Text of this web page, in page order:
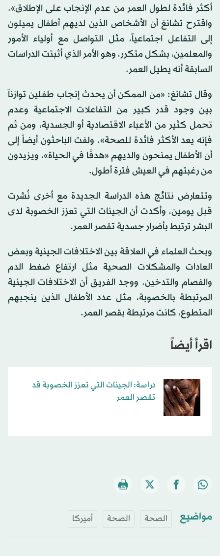
أكثر فائدة لطول العمر من عدم الإنجاب على الإطلاق».
واقترح تشانغ أن الأشخاص الذين لديهم أطفال يميلون
إلى التفاعل اجتماعياً، مثل التواصل مع أولياء الأمور
والمعلمين، بشكل متكرر، وهو الأمر الذي أثبتت الدراسات
السابقة أنه يطيل العمر.
وقال تشانغ: «من الممكن أن يحدث إنجاب طفلين توازناً
بين وجود قدر كبير من التفاعلات الاجتماعية وعدم
تحمل كثير من الأعباء الاقتصادية أو الجسدية، ومن ثم
فإنه يعد الأكثر فائدة للصحة». ولفت الباحثون أيضاً إلى
أن الأطفال يمنحون والديهم «هدفًا في الحياة»، ويزيدون
من رغبتهم في العيش فترة أطول.
وتتعارض نتائج هذه الدراسة الجديدة مع أخرى نُشرت
قبل يومين، وأكدت أن الجينات التي تعزز الخصوبة لدى
البشر ترتبط بأضرار جسدية تقصر العمر.
وبحث العلماء في العلاقة بين الاختلافات الجينية وبعض
العادات والمشكلات الصحية مثل ارتفاع ضغط الدم
والفصام والتدخين. ووجد الفريق أن الاختلافات الجينية
المرتبطة بالخصوبة، مثل عدد الأطفال الذين ينجبهم
المتطوع، كانت مرتبطة بقصر العمر.
اقرأ أيضاً
دراسة: الجينات التي تعزز الخصوبة قد
تقصر العمر
مواضيع الصحة الصحة أميركا